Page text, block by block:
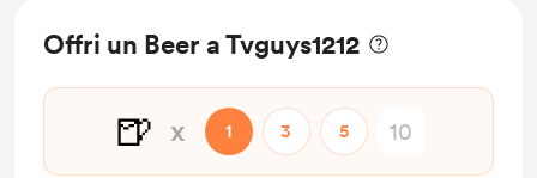
Offri un Beer a Tvguys1212
🍺 x 1 3 5